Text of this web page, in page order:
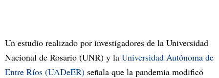
Un estudio realizado por investigadores de la Universidad
Nacional de Rosario (UNR) y la Universidad Autónoma de
Entre Ríos (UADeER) señala que la pandemia modificó